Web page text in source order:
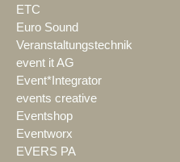
ETC
Euro Sound
Veranstaltungstechnik
event it AG
Event*Integrator
events creative
Eventshop
Eventworx
EVERS PA